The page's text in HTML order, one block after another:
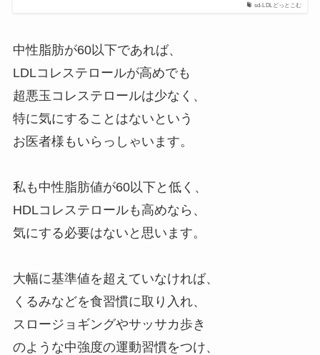
sd-LDLどっとこむ
中性脂肪が60以下であれば、
LDLコレステロールが高めでも
超悪玉コレステロールは少なく、
特に気にすることはないという
お医者様もいらっしゃいます。
私も中性脂肪値が60以下と低く、
HDLコレステロールも高めなら、
気にする必要はないと思います。
大幅に基準値を超えていなければ、
くるみなどを食習慣に取り入れ、
スロージョギングやサッサカ歩き
のような中強度の運動習慣をつけ、